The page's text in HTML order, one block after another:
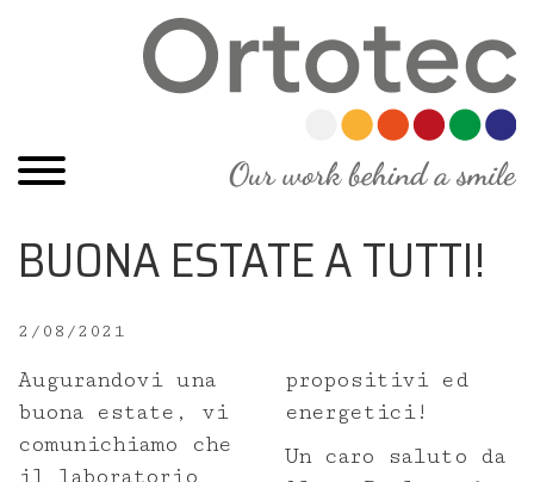
Home
Chi siamo
BUONA ESTATE A TUTTI!
2/08/2021
Augurandovi una
buona estate, vi
comunichiamo che
il laboratorio
propositivi ed
energetici!
Un caro saluto da